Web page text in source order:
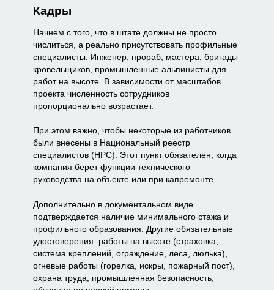
Кадры
Начнем с того, что в штате должны не просто
числиться, а реально присутствовать профильные
специалисты. Инженер, прораб, мастера, бригады
кровельщиков, промышленные альпинисты для
работ на высоте. В зависимости от масштабов
проекта численность сотрудников
пропорционально возрастает.
При этом важно, чтобы некоторые из работников
были внесены в Национальный реестр
специалистов (НРС). Этот пункт обязателен, когда
компания берет функции технического
руководства на объекте или при капремонте.
Дополнительно в документальном виде
подтверждается наличие минимального стажа и
профильного образования. Другие обязательные
удостоверения: работы на высоте (страховка,
система креплений, ограждение, леса, люлька),
огневые работы (горелка, искры, пожарный пост),
охрана труда, промышленная безопасность,